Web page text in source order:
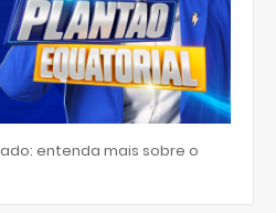
entenda mais sobre o